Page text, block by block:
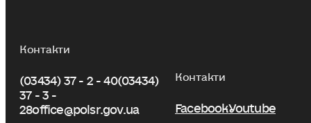
Контакти
(03434) 37 - 2 - 40(03434)
37 - 3 -
28office@polsr.gov.ua
Контакти
FacebookYoutube